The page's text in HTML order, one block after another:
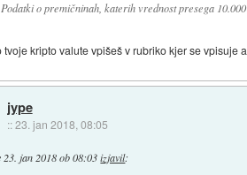
o premičninah, katerih vrednost presega
tvoje kripto valute vpišeš v rubriko kjer se
jype
::23. jan 2018, 08:05
23. jan 2018 ob 08:03 izjavil: